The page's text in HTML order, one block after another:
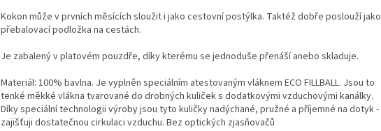
Kokon může v prvních měsících sloužit i jako cestovní postýlka. Taktéž dobře poslouží jako
přebalovací podložka na cestách.
Je zabalený v platovém pouzdře, díky kterému se jednoduše přenáší anebo skladuje.
Materiál: 100% bavlna. Je vyplněn speciálním atestovaným vláknem ECO FILLBALL. Jsou to
tenké měkké vlákna tvarované do drobných kuliček s dodatkovými vzduchovými kanálky.
Díky speciální technologii výroby jsou tyto kuličky nadýchané, pružné a příjemné na dotyk -
zajišťuji dostatečnou cirkulaci vzduchu. Bez optických zjasňovačů